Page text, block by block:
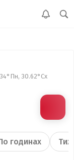
30.62°Сх
годинах